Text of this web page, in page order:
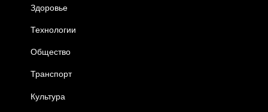
Здоровье
Технологии
Общество
Транспорт
Культура